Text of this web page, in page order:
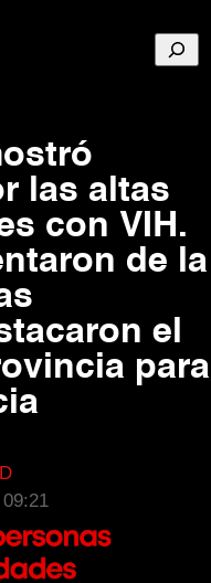
las altas
con VIH.
de la
el
para